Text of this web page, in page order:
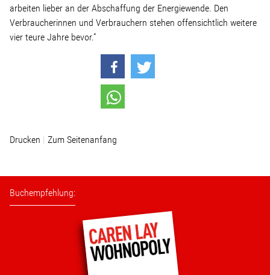
Stellenangebot
Team
Mediathek
Lebenslauf
Wohnopoly
arbeiten lieber an der Abschaffung der Energiewende. Den
Verbraucherinnen und Verbrauchern stehen offensichtlich weitere
vier teure Jahre bevor.“
Drucken Zum Seitenanfang
Buchempfehlung: